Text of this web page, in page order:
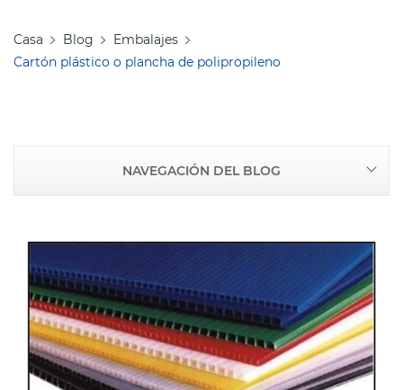
Casa Blog
Embalajes
Cartón plástico o plancha de polipropileno
NAVEGACIÓN DEL BLOG